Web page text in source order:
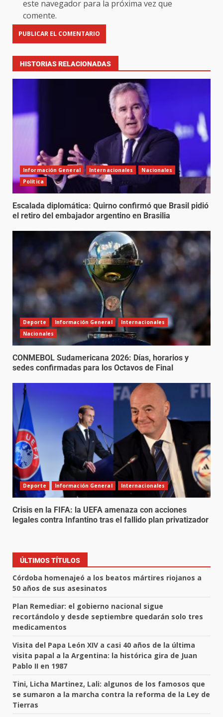
este navegador para la próxima vez que
comente.
HISTORIAS RELACIONADAS
Información General Internacionales
Nacionales
Política
Escalada diplomática: Quirno confirmó que Brasil pidió
el retiro del embajador argentino en Brasilia
Deporte Información General
Internacionales
Nacionales
CONMEBOL Sudamericana 2026: Días, horarios y
sedes confirmadas para los Octavos de Final
Deporte Información General Internacionales
Crisis en la FIFA: la UEFA amenaza con acciones
legales contra Infantino tras el fallido plan privatizador
ÚLTIMOS TÍTULOS
Córdoba homenajeó a los beatos mártires riojanos a
50 años de sus asesinatos
Plan Remediar: el gobierno nacional sigue
recortándolo y desde septiembre quedarán solo tres
medicamentos
Visita del Papa León XIV a casi 40 años de la última
visita papal a la Argentina: la histórica gira de Juan
Pablo II en 1987
Tini, Licha Martinez, Lali: algunos de los famosos que
se sumaron a la marcha contra la reforma de la Ley de
Tierras